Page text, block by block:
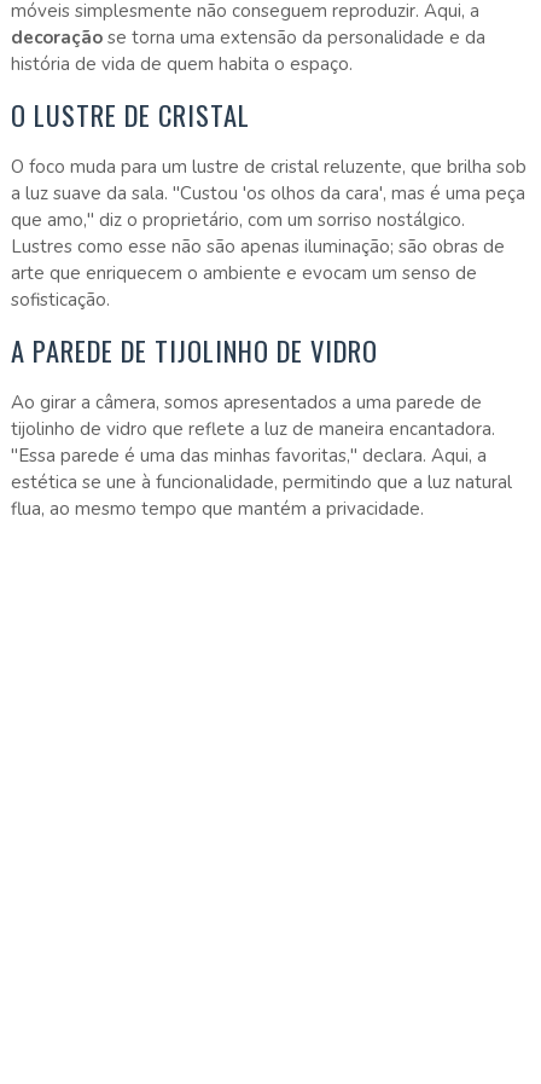
móveis simplesmente não conseguem reproduzir. Aqui, a
decoraçãose torna uma extensão da personalidade e da
história de vida de quem habita o espaço.
O LUSTRE DE CRISTAL
O foco muda para um lustre de cristal reluzente, que brilha sob
a luz suave da sala. "Custou 'os olhos da cara', mas é uma peça
que amo," diz o proprietário, com um sorriso nostálgico.
Lustres como esse não são apenas iluminação; são obras de
arte que enriquecem o ambiente e evocam um senso de
sofisticação.
A PAREDE DE TIJOLINHO DE VIDRO
Ao girar a câmera, somos apresentados a uma parede de
tijolinho de vidro que reflete a luz de maneira encantadora.
"Essa parede é uma das minhas favoritas," declara. Aqui, a
estética se une à funcionalidade, permitindo que a luz natural
flua, ao mesmo tempo que mantém a privacidade.